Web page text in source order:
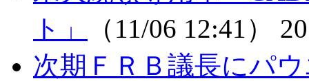
ト」
（11/06 12:41）
次期ＦＲＢ議長にパ